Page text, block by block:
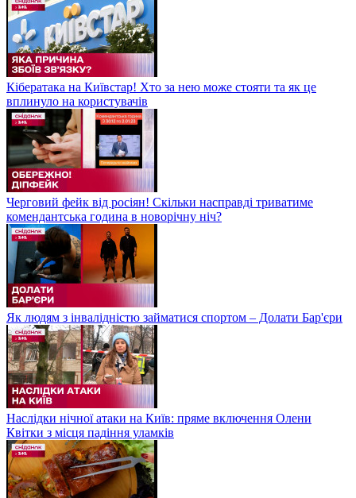
Кібератака на Київстар! Хто за нею може стояти та як це
вплинуло на користувачів
Черговий фейк від росіян! Скільки насправді триватиме
комендантська година в новорічну ніч?
Як людям з інвалідністю займатися спортом – Долати Бар'єри
Наслідки нічної атаки на Київ: пряме включення Олени
Квітки з місця падіння уламків